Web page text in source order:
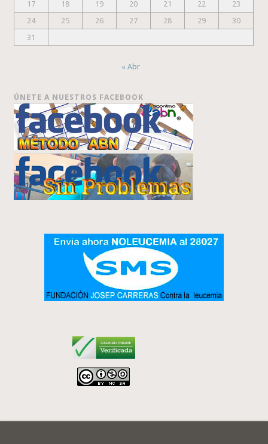
17
18 19 20 21 22
23
24
25 26 27 28 29
30
31
« Abr
ÚNETE A NUESTROS FACEBOOK